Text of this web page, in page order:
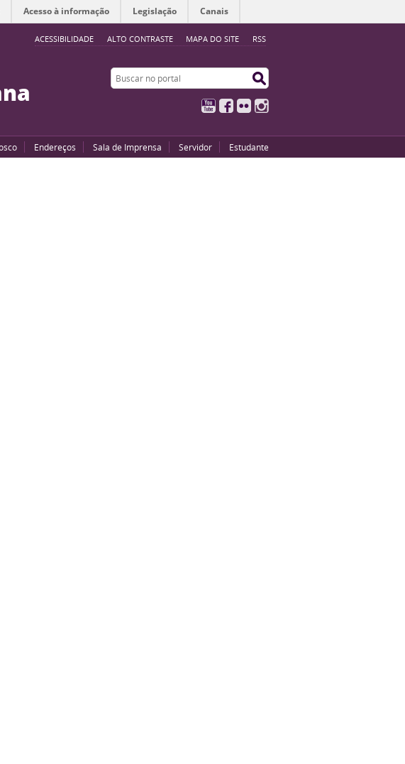
ACESSIBILIDADE ALTO CONTRASTE MAPA DO SITE RSS
Acesso à informação Legislação Canais
Buscar no portal
YouTubeFacebook
Flickr
Endereços Sala de Imprensa Servidor Estudante